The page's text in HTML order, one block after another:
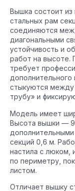
Вышка состоит из
стальных рам
соединяются
диагональными
устойчивость и
работ на высоте.
требует
стыкуются между
трубу» и
Модель имеет
Высота вышки —
секций 0,6 м.
настила с люком,
по периметру,
листом.
Отличает вышку